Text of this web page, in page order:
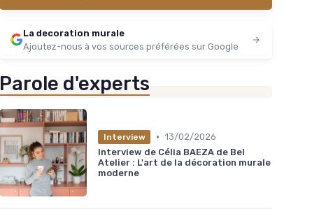
La decoration murale
Ajoutez-nous à vos sources préférées sur Google
Parole d'experts
Interview • 13/02/2026
Interview de Célia BAEZA de Bel
Atelier : L'art de la décoration murale
moderne